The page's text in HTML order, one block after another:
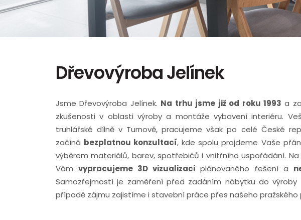
Dřevovýroba Jelínek
Jsme Dřevovýroba Jelínek. Na trhu jsme již od roku 1993 a
zkušenosti v oblasti výroby a montáže vybavení interiéru.
truhlářské dílně v Turnově, pracujeme však po celé České
začíná bezplatnou konzultací, kde spolu projdeme Vaše
výběrem materiálů, barev, spotřebičů i vnitřního uspořádání.
Vámvypracujeme 3D vizualizaci plánovaného řešení a
Samozřejmostí je zaměření před zadáním nábytku do
případě zájmu zajistíme i stavební práce přes našeho pražského